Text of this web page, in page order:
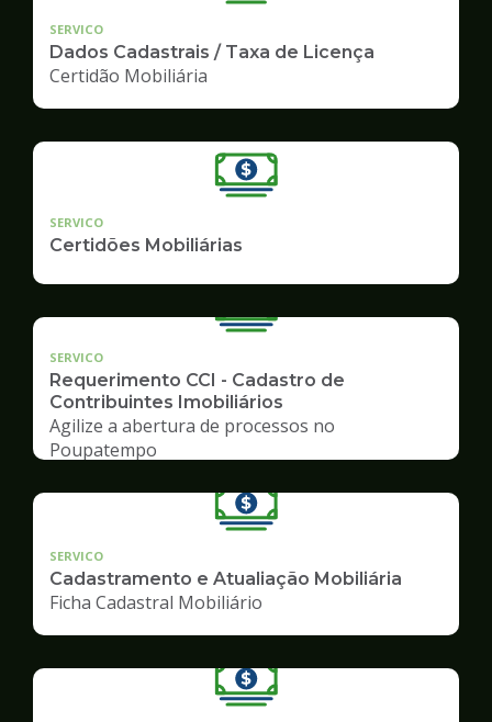
SERVICO
Dados Cadastrais / Taxa de Licença
Certidão Mobiliária
SERVICO
Certidões Mobiliárias
SERVICO
Requerimento CCI - Cadastro de
Contribuintes Imobiliários
Agilize a abertura de processos no
Poupatempo
SERVICO
Cadastramento e Atualiação Mobiliária
Ficha Cadastral Mobiliário